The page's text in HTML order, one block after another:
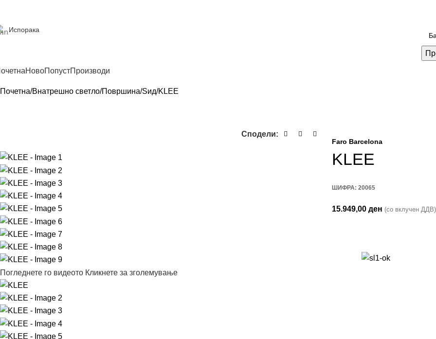
Испорака
НовоПопустПроизводи
Почетна Внатрешно светло Површина Sид KLEE
Сподели:
Погледнете го видеото Кликнете за зголемување
Faro Barcelona
KLEE
ШИФРА: 20065
15.949,00 ден (со вклучен ДДВ)